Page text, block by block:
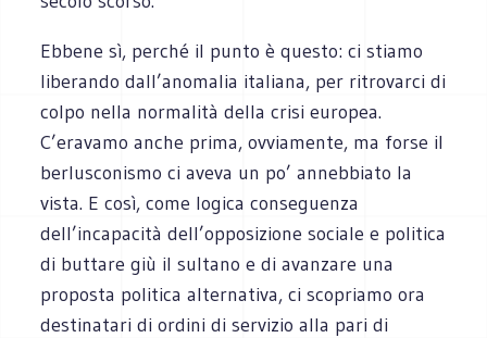
Ebbene sì, perché il punto è questo: ci stiamo
liberando dall’anomalia italiana, per ritrovarci di
colpo nella normalità della crisi europea.
C’eravamo anche prima, ovviamente, ma forse il
berlusconismo ci aveva un po’ annebbiato la
vista. E così, come logica conseguenza
dell’incapacità dell’opposizione sociale e politica
di buttare giù il sultano e di avanzare una
proposta politica alternativa, ci scopriamo ora
destinatari di ordini di servizio alla pari di